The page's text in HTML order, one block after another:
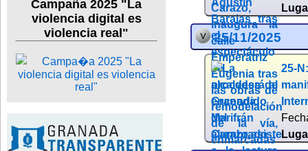
Campaña 2025 "La
violencia digital es
violencia real"
25/11/2025
25-